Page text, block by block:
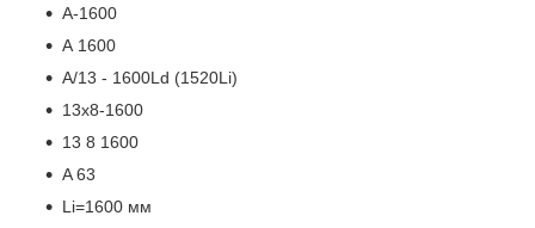
А-1600
А 1600
A/13 - 1600Ld (1520Li)
13х8-1600
13 8 1600
A 63
Li=1600 мм